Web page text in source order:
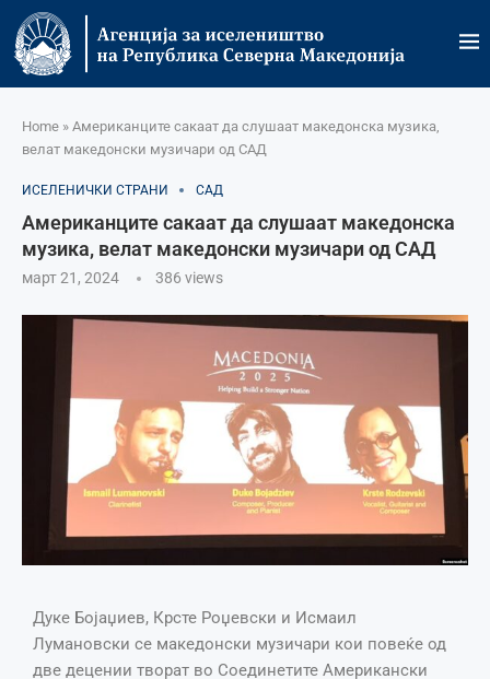
Home » Американците сакаат да слушаат македонска музика,
велат македонски музичари од САД
ИСЕЛЕНИЧКИ СТРАНИ САД
Американците сакаат да слушаат македонска
музика, велат македонски музичари од САД
март 21, 2024 386 views
Дуке Бојаџиев, Крсте Роџевски и Исмаил
Лумановски се македонски музичари кои повеќе од
две децении творат во Соединетите Американски